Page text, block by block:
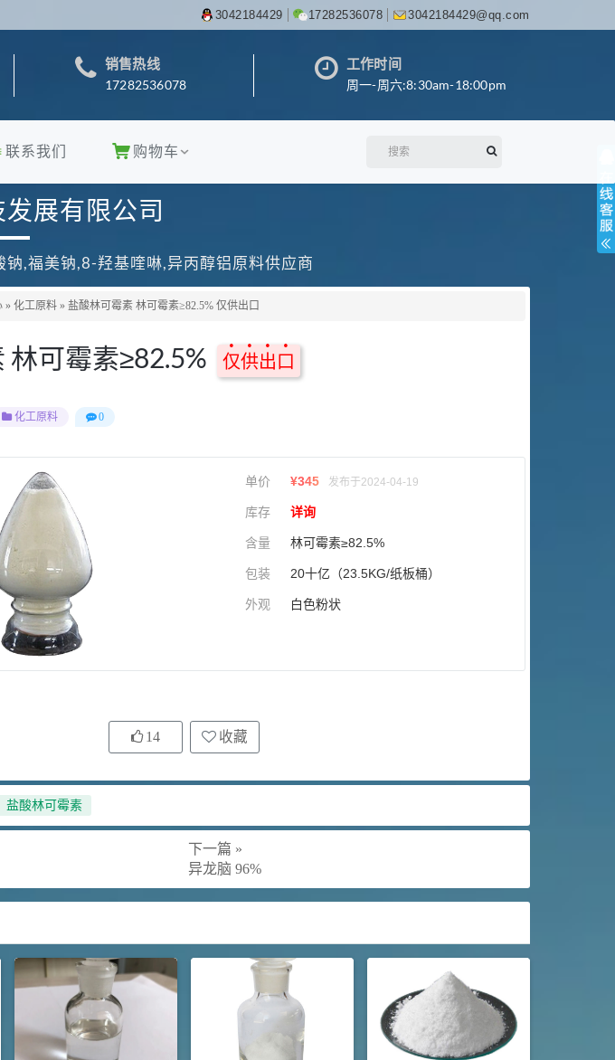
3042184429 17282536078 3042184429@qq.com
销售热线
17282536078
工作时间
周一-周六:8:30am-18:00pm
联系我们 购物车
展有限公司
,福美钠,8-羟基喹啉,异丙醇铝原料供应商
» 化工原料 » 盐酸林可霉素 林可霉素≥82.5% 仅供出口
林可霉素≥82.5% 仅供出口
化工原料 0
单价 ¥345 发布于2024-04-19
库存 详询
含量 林可霉素≥82.5%
包装 20十亿（23.5KG/纸板桶）
外观 白色粉状
14 收藏
盐酸林可霉素
下一篇 »
异龙脑 96%
98%
99%
化工原料